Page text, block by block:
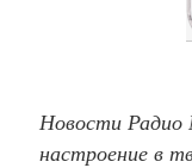
Новости
настроение в